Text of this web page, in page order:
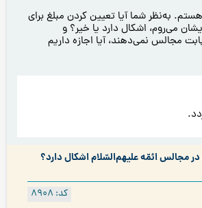
به‌نظر شما آیا تعیین کردن مبلغ برای
می‌روم، اشکال دارد يا خیر؟ و
مجالس نمی‌دهند، آیا اجازه داريم
مجالس ائمّه علیهم‌السّلام اشکال دارد؟
کد: 8908